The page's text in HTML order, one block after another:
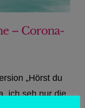
– Corona-
„Hörst du
ich seh nur die